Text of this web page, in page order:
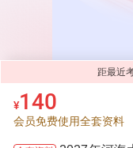
距最近
¥140
会员免费使用全套资料